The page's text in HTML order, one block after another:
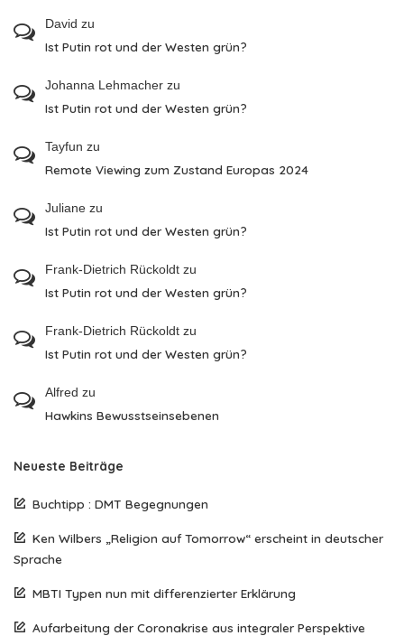
David zu
Ist Putin rot und der Westen grün?
Johanna Lehmacher zu
Ist Putin rot und der Westen grün?
Tayfun zu
Remote Viewing zum Zustand Europas 2024
Juliane zu
Ist Putin rot und der Westen grün?
Frank-Dietrich Rückoldt zu
Ist Putin rot und der Westen grün?
Frank-Dietrich Rückoldt zu
Ist Putin rot und der Westen grün?
Alfred zu
Hawkins Bewusstseinsebenen
Neueste Beiträge
Buchtipp : DMT Begegnungen
Ken Wilbers „Religion auf Tomorrow“ erscheint in deutscher
Sprache
MBTI Typen nun mit differenzierter Erklärung
Aufarbeitung der Coronakrise aus integraler Perspektive